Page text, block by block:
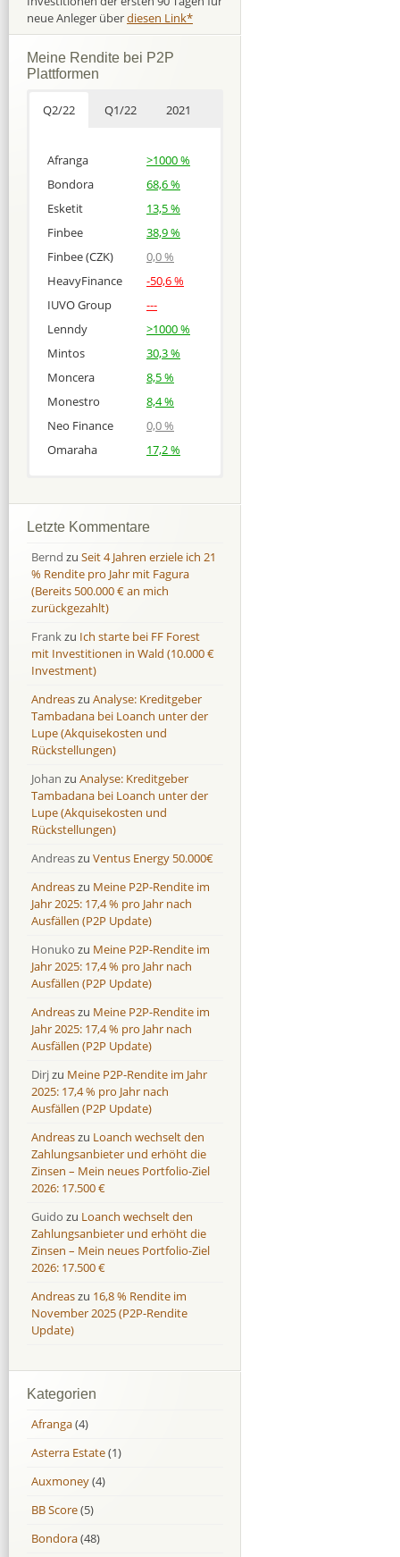
neue Anleger überdiesen Link*
Meine Rendite bei P2P
Plattformen
Q2/22 Q1/22 2021
Afranga
>1000 %
Bondora
68,6 %
Esketit
13,5 %
Finbee
38,9 %
Finbee (CZK)
0,0 %
HeavyFinance
-50,6 %
IUVO Group
---
Lenndy
>1000 %
Mintos
30,3 %
Moncera
8,5 %
Monestro
8,4 %
Neo Finance
0,0 %
Omaraha
17,2 %
Bondora
Finbee
43,2%
Finbee (CZK)
0,0 %
HeavyFinance
IUVO Group
-32,2 %
Lenndy
-314,6 %
Moncera
8,0 %
Monestro
9,1 %
Neo Finance
Omaraha
16,4 %
Bondora
Finbee
35,2%
Finbee (CZK)
0,0 %
HeavyFinance
IUVO Group
-55,0 %
Lenndy
146,5 %
Moncera
11,1 %
Monestro
>1000%
Neo Finance
Omaraha
18,0 %
Letzte Kommentare
Bernd zu Seit 4 Jahren erziele ich 21
% Rendite pro Jahr mit Fagura
(Bereits 500.000 € an mich
zurückgezahlt)
Frankzu Ich starte bei FF Forest
mit Investitionen in Wald (10.000 €
Investment)
Andreaszu Analyse: Kreditgeber
Tambadana bei Loanch unter der
Lupe (Akquisekosten und
Rückstellungen)
Johan zu Analyse: Kreditgeber
Tambadana bei Loanch unter der
Lupe (Akquisekosten und
Rückstellungen)
Andreaszu Ventus Energy 50.000€
Andreaszu Meine P2P-Rendite im
Jahr 2025: 17,4 % pro Jahr nach
Ausfällen (P2P Update)
Honuko zu Meine P2P-Rendite im
Jahr 2025: 17,4 % pro Jahr nach
Ausfällen (P2P Update)
Andreaszu Meine P2P-Rendite im
Jahr 2025: 17,4 % pro Jahr nach
Ausfällen (P2P Update)
Dirjzu Meine P2P-Rendite im Jahr
2025: 17,4 % pro Jahr nach
Ausfällen (P2P Update)
Andreaszu Loanch wechselt den
Zahlungsanbieter und erhöht die
Zinsen – Mein neues Portfolio-Ziel
2026: 17.500 €
Guido zu Loanch wechselt den
Zahlungsanbieter und erhöht die
Zinsen – Mein neues Portfolio-Ziel
2026: 17.500 €
Andreaszu 16,8 % Rendite im
November 2025 (P2P-Rendite
Update)
Kategorien
Afranga(4)
Asterra Estate(1)
Auxmoney(4)
BB Score(5)
Bondora(48)